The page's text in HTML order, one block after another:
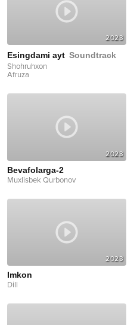
2023
Esingdami ayt Soundtrack
Shohruhxon
Afruza
2023
Bevafolarga-2
Muxlisbek Qurbonov
2023
Imkon
Dill